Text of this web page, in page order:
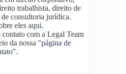
trabalhista, direito de
consultoria jurídica.
elesaqui.
com a Legal Team
da nossa "página de
.